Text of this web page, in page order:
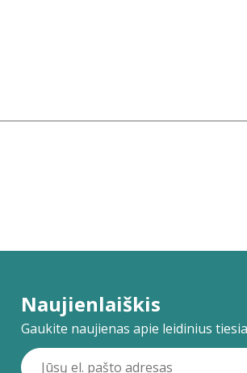
Naujienlaiškis
Gaukite naujienas apie leidinius